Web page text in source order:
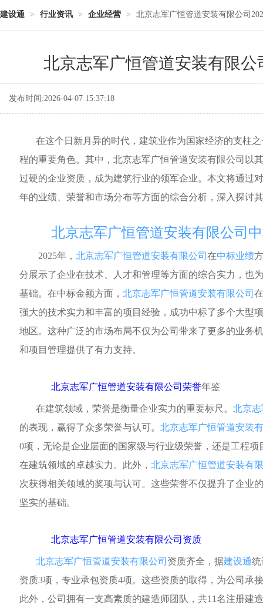
建设通 > 行业资讯 > 企业经营 > 北京志军广恒管道安装有限公司
北京志军广恒管道安装有限公
发布时间:2026-04-07 15:37:18
在这个日新月异的时代，建筑业作为国家经济的支柱之
程的重要角色。其中，北京志军广恒管道安装有限公司以
过硬的企业资质，成为建筑行业的领军企业。本文将通过
年的业绩、荣誉和市场分布等方面的综合分析，深入探讨
北京志军广恒管道安装有限公司
2025年， 北京志军广恒管道安装有限公司 在中标业绩
分展示了企业在技术、人才和管理等方面的综合实力，也
基础。在中标金额方面， 北京志军广恒管道安装有限公司
强大的技术实力和丰富的项目经验，成功中标了多个大型
地区。这种广泛的市场布局不仅为公司带来了更多的业务
和项目管理提供了有力支持。
北京志军广恒管道安装有限公司荣誉年鉴
在建筑领域，荣誉是衡量企业实力的重要标尺。 北京
的表现，赢得了众多荣誉与认可。 北京志军广恒管道安装
0项，无论是企业层面的国家级与行业级荣誉，还是工程
在建筑领域的卓越实力。此外， 北京志军广恒管道安装有
次获得相关领域的奖项与认可。这些荣誉不仅提升了企业
坚实的基础。
北京志军广恒管道安装有限公司资质
北京志军广恒管道安装有限公司 资质齐全，据建设通统
资质3项，专业承包资质4项。这些资质的取得，为公司承
此外，公司拥有一支高素质的建造师团队，共11名注册建